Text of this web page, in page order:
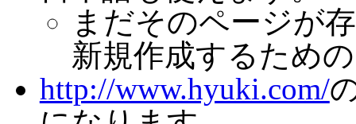
まだそのページが
新規作成するため
http://www.hyuki.com/